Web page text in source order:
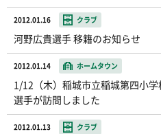
2012.01.16 クラブ
河野広貴選手 移籍のお知らせ
2012.01.14 ホームタウン
1/12（木）稲城市立稲城第四小
選手が訪問しました
2012.01.13 クラブ